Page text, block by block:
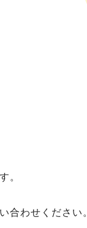
。
合わせください。